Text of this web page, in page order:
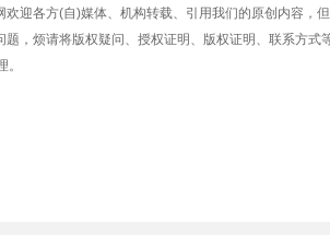
欢迎各方(自)媒体、机构转载、引用我们的原创内容，
，烦请将版权疑问、授权证明、版权证明、联系方式